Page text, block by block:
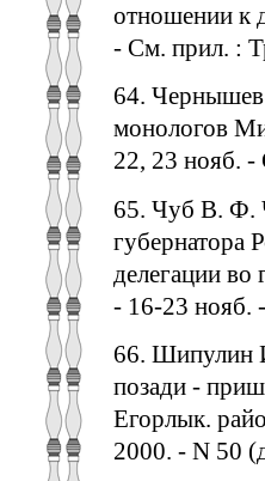
отношении к
- См. прил. :
64. Чернышев
монологов
22, 23 нояб.
65. Чуб В. Ф.
губернатора
делегации
- 16-23 нояб.
66. Шипулин
позади -
Егорлык.
2000. - N 50